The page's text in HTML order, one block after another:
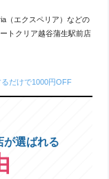
（エクスペリア）などの
トクリア越谷蒲生駅前店
が選ばれる